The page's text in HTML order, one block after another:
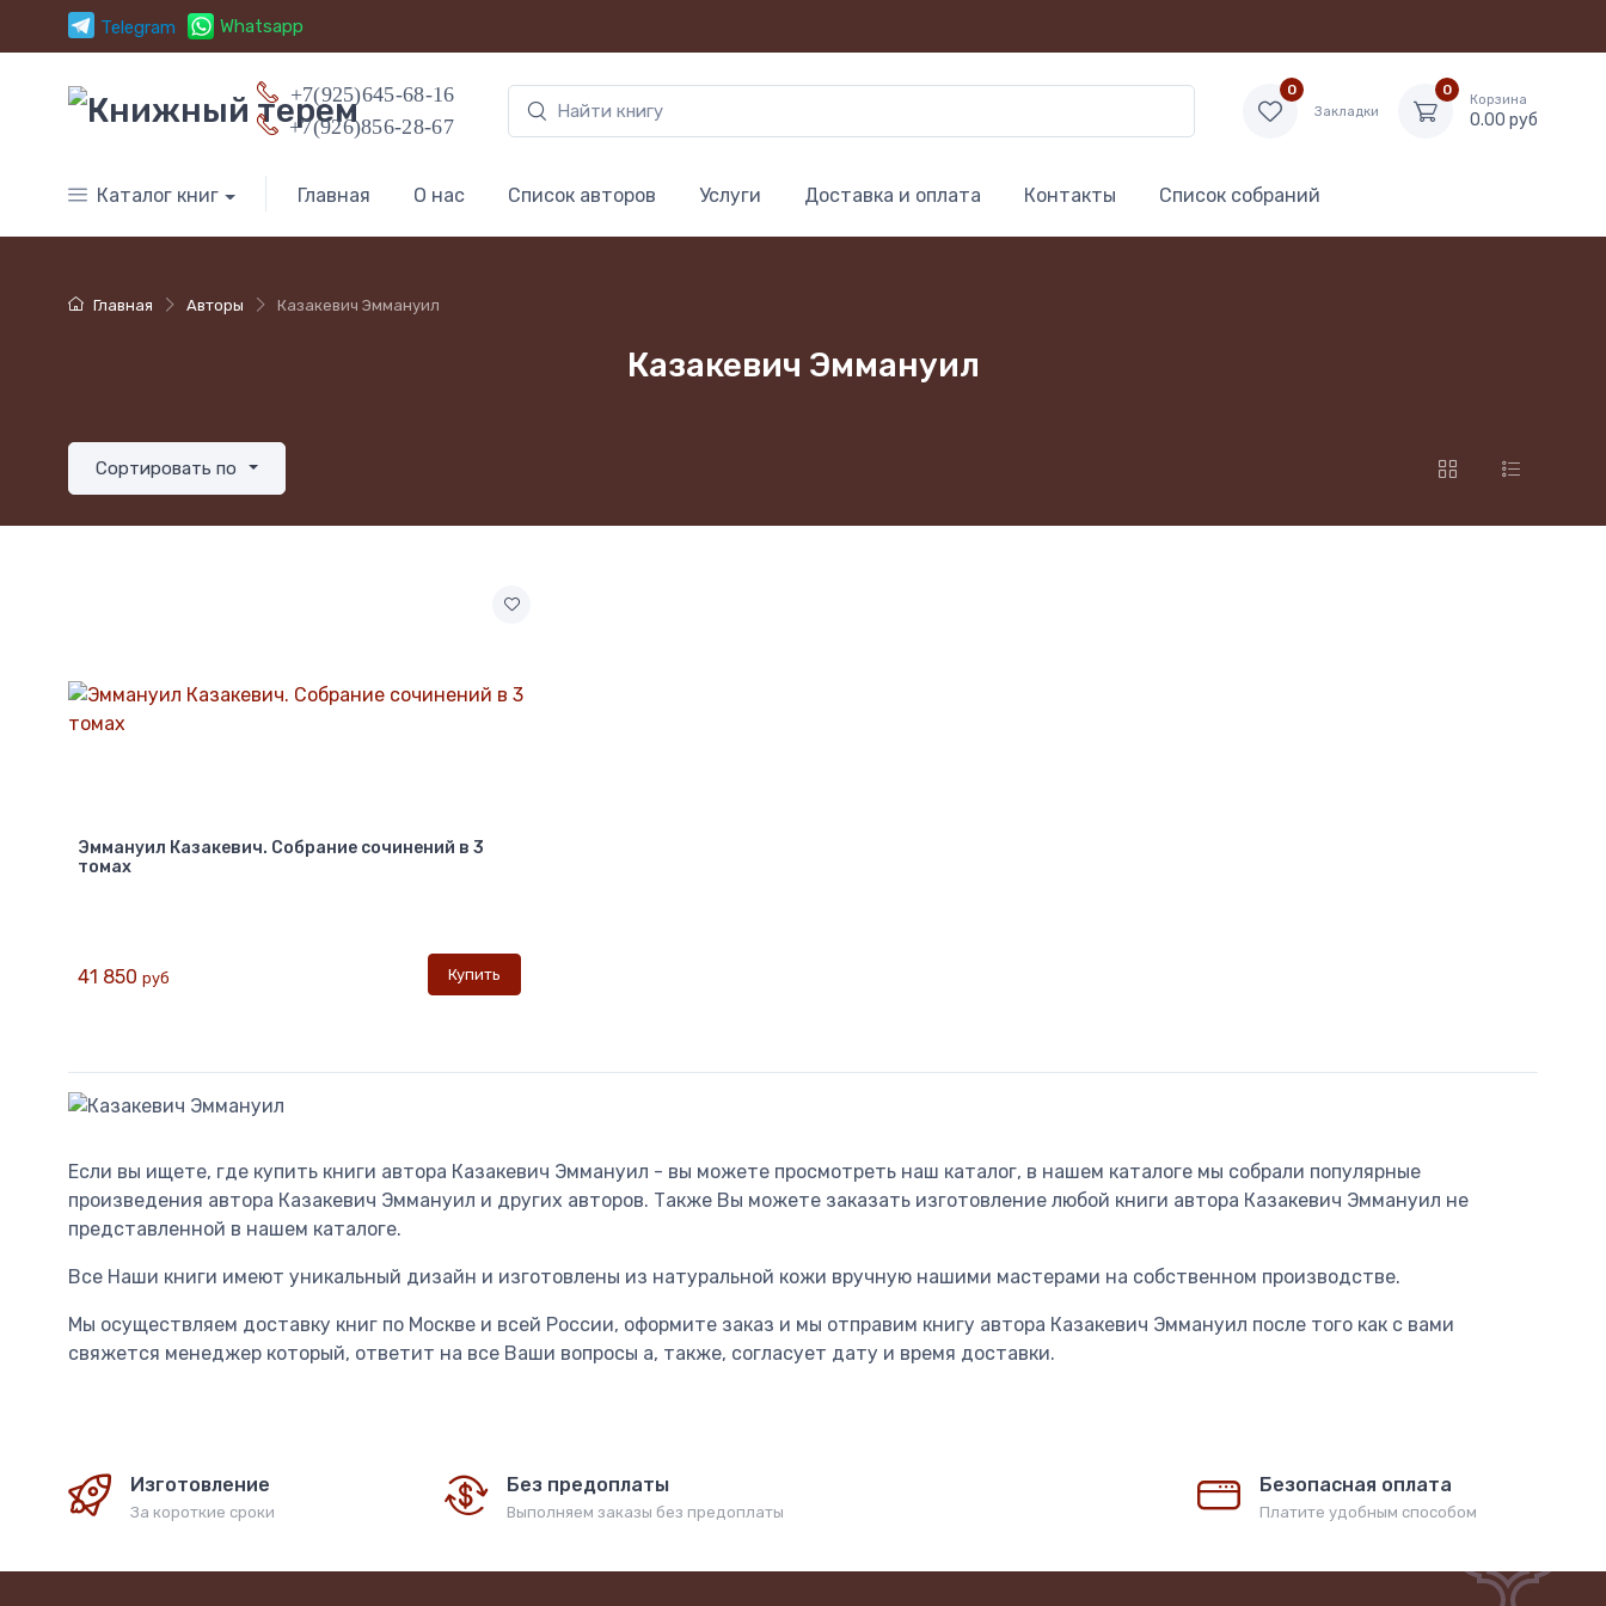
Telegram Whatsapp
+7(925)645-68-16
+7(926)856-28-67
0
Закладки
0
Корзина
0.00 руб
Каталог книг Главная О нас Список авторов Услуги Доставка и оплата Контакты Список собраний
Главная Авторы Казакевич Эммануил
Казакевич Эммануил
Сортировать по
Эммануил Казакевич. Собрание сочинений в 3
томах
41 850 руб Купить
Если вы ищете, где купить книги автора Казакевич Эммануил - вы можете просмотреть наш каталог, в нашем каталоге мы собрали популярные
произведения автора Казакевич Эммануил и других авторов. Также Вы можете заказать изготовление любой книги автора Казакевич Эммануил не
представленной в нашем каталоге.
Все Наши книги имеют уникальный дизайн и изготовлены из натуральной кожи вручную нашими мастерами на собственном производстве.
Мы осуществляем доставку книг по Москве и всей России, оформите заказ и мы отправим книгу автора Казакевич Эммануил после того как с вами
свяжется менеджер который, ответит на все Ваши вопросы а, также, согласует дату и время доставки.
Изготовление
За короткие сроки
Без предоплаты
Выполняем заказы без предоплаты
Безопасная оплата
Платите удобным способом